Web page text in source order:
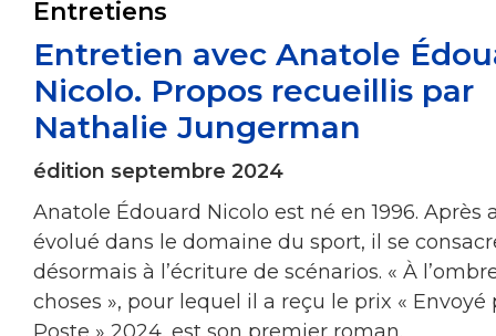
Entretiens
Entretien avec Anatole
Nicolo. Propos recueillis par
Nathalie Jungerman
édition septembre 2024
Anatole Édouard Nicolo est né en 1996. Après
évolué dans le domaine du sport, il se
désormais à l’écriture de scénarios. « À
choses », pour lequel il a reçu le prix « Envoyé